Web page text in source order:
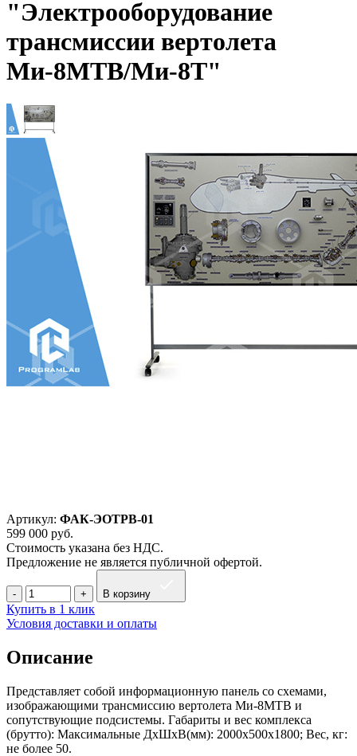
"Электрооборудование
трансмиссии вертолета
Ми-8МТВ/Ми-8Т"
Артикул: ФАК-ЭОТРВ-01
599 000 руб.
Стоимость указана без НДС.
Предложение не является публичной офертой.
В корзину
Купить в 1 клик
Условия доставки и оплаты
Описание
Представляет собой информационную панель со схемами,
изображающими трансмиссию вертолета Ми-8МТВ и
сопутствующие подсистемы. Габариты и вес комплекса
(брутто): Максимальные ДхШхВ(мм): 2000х500х1800; Вес, кг:
не более 50.